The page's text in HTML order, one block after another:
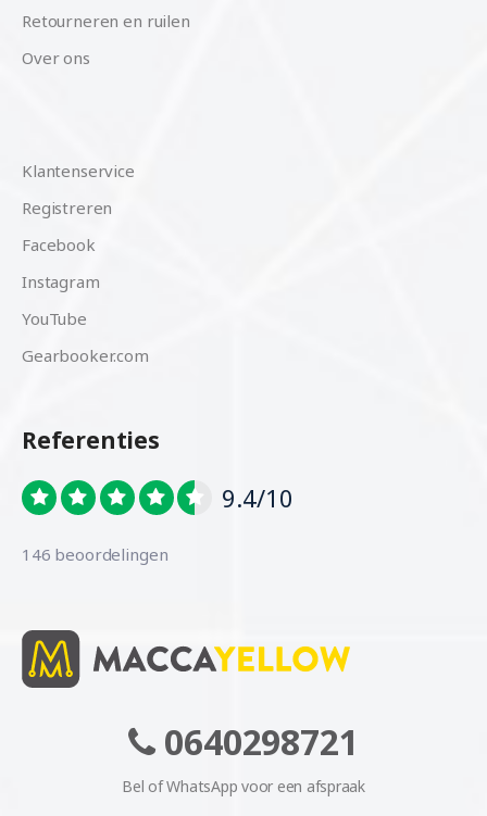
Retourneren en ruilen
Over ons
Klantenservice
Registreren
Facebook
Instagram
YouTube
Gearbooker.com
Referenties
9.4/10
146 beoordelingen
0640298721
Bel of WhatsApp voor een afspraak